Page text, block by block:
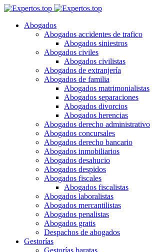
Abogados
Abogados accidentes de trafico
Abogados siniestros
Abogados civiles
Abogados civilistas
Abogados de extranjería
Abogados de familia
Abogados matrimonialistas
Abogados separaciones
Abogados divorcios
Abogados herencias
Abogados derecho administrativo
Abogados concursales
Abogados derecho bancario
Abogados inmobiliarios
Abogados desahucio
Abogados despidos
Abogados fiscales
Abogados fiscalistas
Abogados laboralistas
Abogados mercantilistas
Abogados penalistas
Abogados gratis
Despachos de abogados
Gestorías
Gestorías baratas